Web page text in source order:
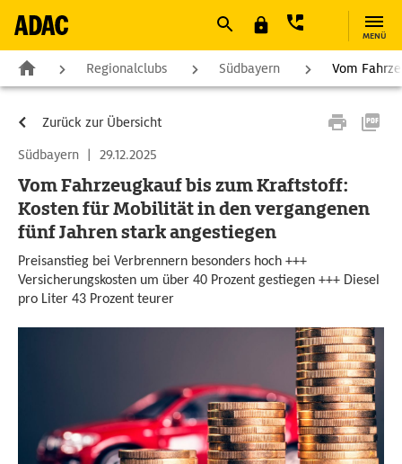
MENÜ
Regionalclubs Südbayern Vom
Zurück zur Übersicht
Südbayern | 29.12.2025
Vom Fahrzeugkauf bis zum Kraftstoff:
Kosten für Mobilität in den vergangenen
fünf Jahren stark angestiegen
Preisanstieg bei Verbrennern besonders hoch +++
Versicherungskosten um über 40 Prozent gestiegen +++ Diesel
pro Liter 43 Prozent teurer